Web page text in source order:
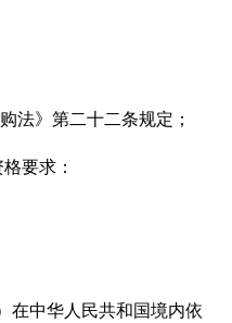
法》第二十二条规定；
要求：
在中华人民共和国境内依